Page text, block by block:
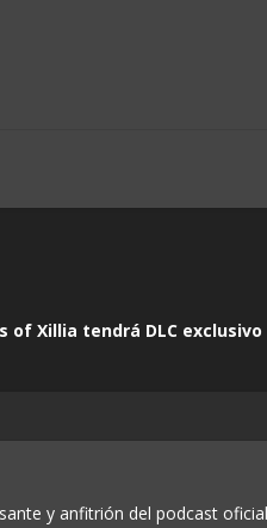
of Xillia tendrá DLC
y anfitrión del podcast